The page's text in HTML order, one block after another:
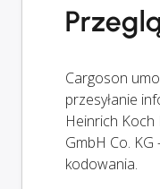
Cargoson
przesyłanie
Heinrich
GmbH Co.
kodowania.